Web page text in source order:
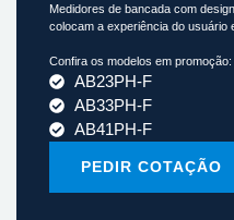
Medidores de bancada com
colocam a experiência do usuário
Confira os modelos em promoção:
AB23PH-F
AB33PH-F
AB41PH-F
PEDIR COTAÇÃO